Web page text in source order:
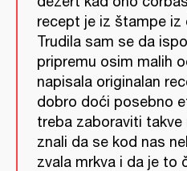
recept je iz štampe iz
Trudila sam se da
pripremu osim malih
napisala originalan
dobro doći posebno
treba zaboraviti
znali da se kod nas
zvala mrkva i da je to